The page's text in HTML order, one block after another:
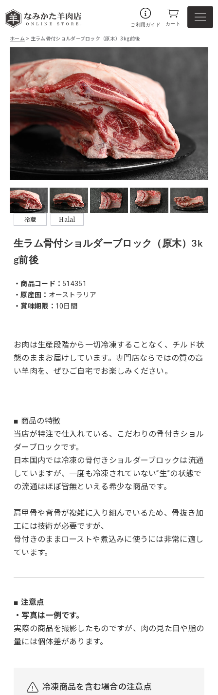
ご利用ガイド カート
ホーム> 生ラム骨付ショルダーブロック（原木）3kg前後
1/6
冷蔵 Halal
生ラム骨付ショルダーブロック（原木）3k
g前後
・商品コード： 514351
・原産国： オーストラリア
・賞味期限： 10日間
お肉は生産段階から一切冷凍することなく、チルド状
態のままお届けしています。専門店ならではの質の高
い羊肉を、ぜひご自宅でお楽しみください。
■ 商品の特徴
当店が特注で仕入れている、こだわりの骨付きショル
ダーブロックです。
日本国内では冷凍の骨付きショルダーブロックは流通
していますが、一度も冷凍されていない“生”の状態で
の流通はほぼ皆無といえる希少な商品です。
肩甲骨や背骨が複雑に入り組んでいるため、骨抜き加
工には技術が必要ですが、
骨付きのままローストや煮込みに使うには非常に適し
ています。
■ 注意点
・写真は一例です。
実際の商品を撮影したものですが、肉の見た目や脂の
量には個体差があります。
冷凍商品を含む場合の注意点